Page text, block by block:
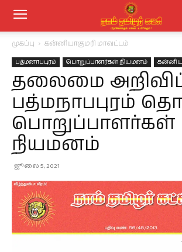
முகப்பு கன்னியாகுமரி மாவட்டம்
பத்மனாபபுரம் பொறுப்பாளர்கள் நியமனம்
தலைமை
பத்மநாபபுரம்
பொறுப்பாளர்கள்
நியமனம்
ஜூலை 5, 2021